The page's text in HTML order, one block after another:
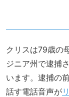
クリスは79歳の
ジニア州で逮捕
います。逮捕の
話す電話音声が